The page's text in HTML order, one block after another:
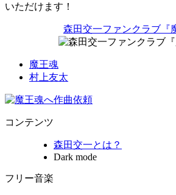
いただけます！
森田交一ファンクラブ『
魔王魂
村上友太
コンテンツ
森田交一とは？
Dark mode
フリー音楽